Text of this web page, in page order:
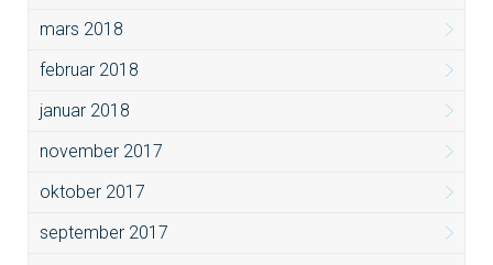
mars 2018
februar 2018
januar 2018
november 2017
oktober 2017
september 2017